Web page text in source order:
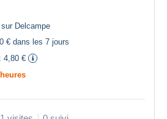
sur Delcampe
€ dans les 7 jours
4,80 €